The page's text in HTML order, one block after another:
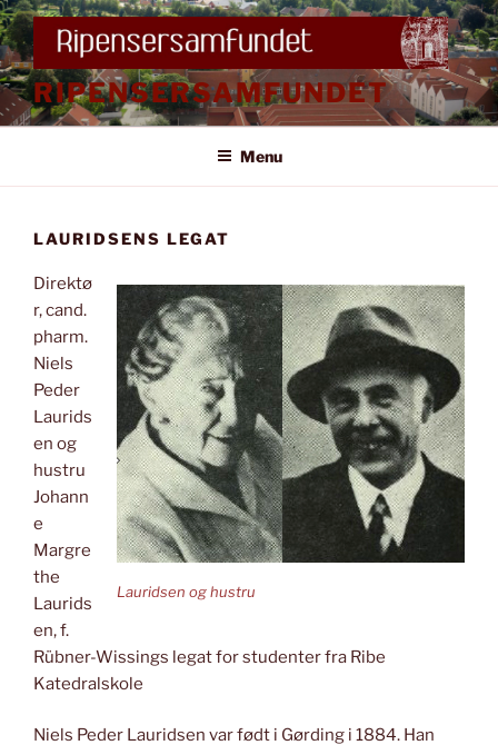
Videre
til
indhold
RIPENSERSAMFUNDET
Menu
LAURIDSENS LEGAT
Lauridsen og hustru
Direktø
r, cand.
pharm.
Niels
Peder
Laurids
en og
hustru
Johann
e
Margre
the
Laurids
en, f.
Rübner-Wissings legat for studenter fra Ribe
Katedralskole
Niels Peder Lauridsen var født i Gørding i 1884. Han